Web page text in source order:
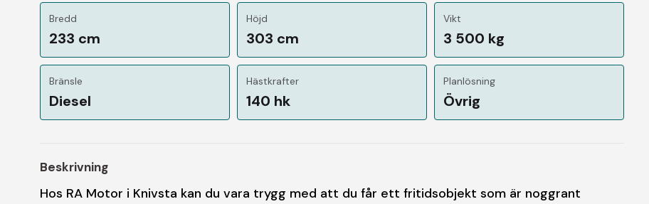
Bredd
233 cm
Höjd
303 cm
Vikt
3 500 kg
Bränsle
Diesel
Hästkrafter
140 hk
Planlösning
Övrig
Beskrivning
Hos RA Motor i Knivsta kan du vara trygg med att du får ett fritidsobjekt som är noggrant